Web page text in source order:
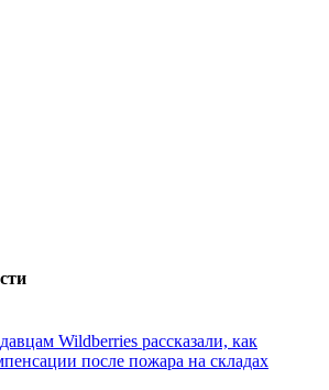
Wildberries рассказали, как
после пожара на складах